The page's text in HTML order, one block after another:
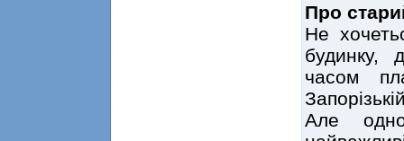
Про
Не
будинку,
часом
Але